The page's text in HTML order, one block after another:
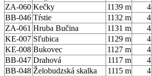
ZA-060 Kečky 1139 m 4
BB-046 Tŕstie 1132 m 4
ZA-061 Hruba Bučina 1131 m 4
KE-007 Sľubica 1129 m 4
KE-008 Bukovec 1127 m 4
BB-047 Drahová 1117 m 4
BB-048 Želobudzská skalka 1115 m 4